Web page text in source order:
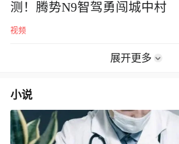
测！腾势N9智驾勇闯城中村
视频
展开更多
小说